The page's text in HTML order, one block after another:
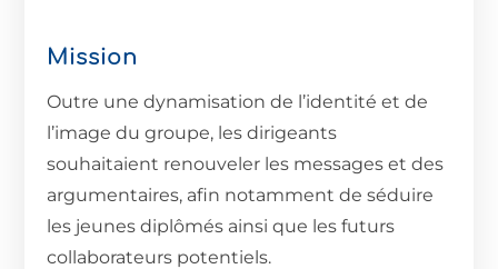
Mission
Outre une dynamisation de l’identité et de
l’image du groupe, les dirigeants
souhaitaient renouveler les messages et des
argumentaires, afin notamment de séduire
les jeunes diplômés ainsi que les futurs
collaborateurs potentiels.